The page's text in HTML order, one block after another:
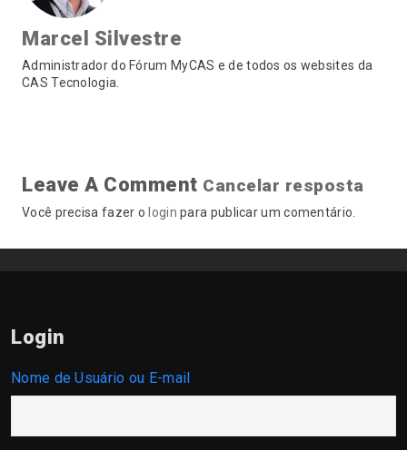
Marcel Silvestre
Administrador do Fórum MyCAS e de todos os websites da
CAS Tecnologia.
Leave A Comment Cancelar resposta
Você precisa fazer o login para publicar um comentário.
Login
Nome de Usuário ou E-mail